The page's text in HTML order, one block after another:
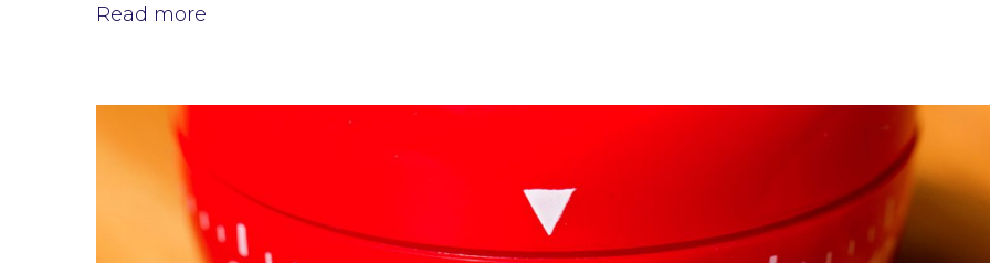
Read more